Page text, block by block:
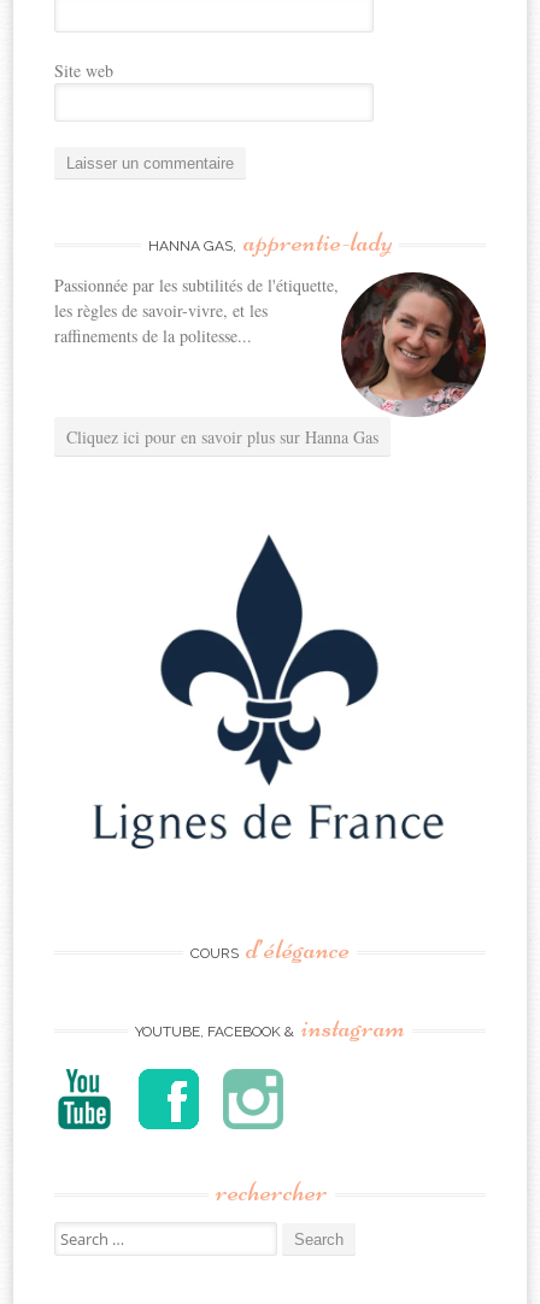
Site web
HANNA GAS, apprentie-lady
Passionnée par les subtilités de l'étiquette,
les règles de savoir-vivre, et les
raffinements de la politesse...
Cliquez ici pour en savoir plus sur Hanna Gas
COURS d’élégance
YOUTUBE, FACEBOOK & instagram
rechercher
Search
for: